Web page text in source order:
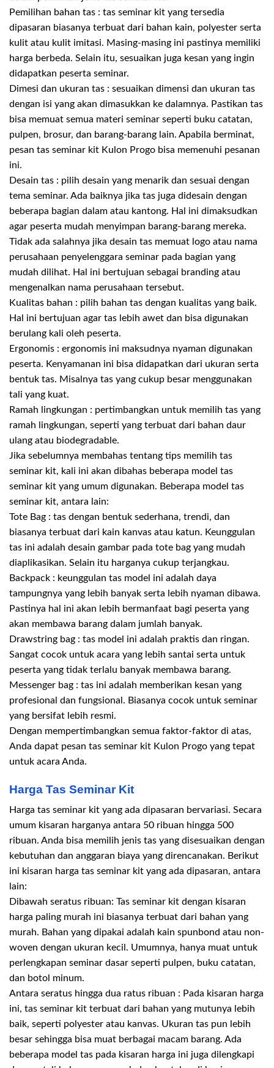
Pemilihan bahan tas : tas seminar kit yang tersedia
dipasaran biasanya terbuat dari bahan kain, polyester serta
kulit atau kulit imitasi. Masing-masing ini pastinya memiliki
harga berbeda. Selain itu, sesuaikan juga kesan yang ingin
didapatkan peserta seminar.
Dimesi dan ukuran tas : sesuaikan dimensi dan ukuran tas
dengan isi yang akan dimasukkan ke dalamnya. Pastikan tas
bisa memuat semua materi seminar seperti buku catatan,
pulpen, brosur, dan barang-barang lain. Apabila berminat,
pesan tas seminar kit Kulon Progo bisa memenuhi pesanan
ini.
Desain tas : pilih desain yang menarik dan sesuai dengan
tema seminar. Ada baiknya jika tas juga didesain dengan
beberapa bagian dalam atau kantong. Hal ini dimaksudkan
agar peserta mudah menyimpan barang-barang mereka.
Tidak ada salahnya jika desain tas memuat logo atau nama
perusahaan penyelenggara seminar pada bagian yang
mudah dilihat. Hal ini bertujuan sebagai branding atau
mengenalkan nama perusahaan tersebut.
Kualitas bahan : pilih bahan tas dengan kualitas yang baik.
Hal ini bertujuan agar tas lebih awet dan bisa digunakan
berulang kali oleh peserta.
Ergonomis : ergonomis ini maksudnya nyaman digunakan
peserta. Kenyamanan ini bisa didapatkan dari ukuran serta
bentuk tas. Misalnya tas yang cukup besar menggunakan
tali yang kuat.
Ramah lingkungan : pertimbangkan untuk memilih tas yang
ramah lingkungan, seperti yang terbuat dari bahan daur
ulang atau biodegradable.
Jika sebelumnya membahas tentang tips memilih tas
seminar kit, kali ini akan dibahas beberapa model tas
seminar kit yang umum digunakan. Beberapa model tas
seminar kit, antara lain:
Tote Bag : tas dengan bentuk sederhana, trendi, dan
biasanya terbuat dari kain kanvas atau katun. Keunggulan
tas ini adalah desain gambar pada tote bag yang mudah
diaplikasikan. Selain itu harganya cukup terjangkau.
Backpack : keunggulan tas model ini adalah daya
tampungnya yang lebih banyak serta lebih nyaman dibawa.
Pastinya hal ini akan lebih bermanfaat bagi peserta yang
akan membawa barang dalam jumlah banyak.
Drawstring bag : tas model ini adalah praktis dan ringan.
Sangat cocok untuk acara yang lebih santai serta untuk
peserta yang tidak terlalu banyak membawa barang.
Messenger bag : tas ini adalah memberikan kesan yang
profesional dan fungsional. Biasanya cocok untuk seminar
yang bersifat lebih resmi.
Dengan mempertimbangkan semua faktor-faktor di atas,
Anda dapat pesan tas seminar kit Kulon Progo yang tepat
untuk acara Anda.
Harga Tas Seminar Kit
Harga tas seminar kit yang ada dipasaran bervariasi. Secara
umum kisaran harganya antara 50 ribuan hingga 500
ribuan. Anda bisa memilih jenis tas yang disesuaikan dengan
kebutuhan dan anggaran biaya yang direncanakan. Berikut
ini kisaran harga tas seminar kit yang ada dipasaran, antara
lain:
Dibawah seratus ribuan: Tas seminar kit dengan kisaran
harga paling murah ini biasanya terbuat dari bahan yang
murah. Bahan yang dipakai adalah kain spunbond atau non-
woven dengan ukuran kecil. Umumnya, hanya muat untuk
perlengkapan seminar dasar seperti pulpen, buku catatan,
dan botol minum.
Antara seratus hingga dua ratus ribuan : Pada kisaran harga
ini, tas seminar kit terbuat dari bahan yang mutunya lebih
baik, seperti polyester atau kanvas. Ukuran tas pun lebih
besar sehingga bisa muat berbagai macam barang. Ada
beberapa model tas pada kisaran harga ini juga dilengkapi